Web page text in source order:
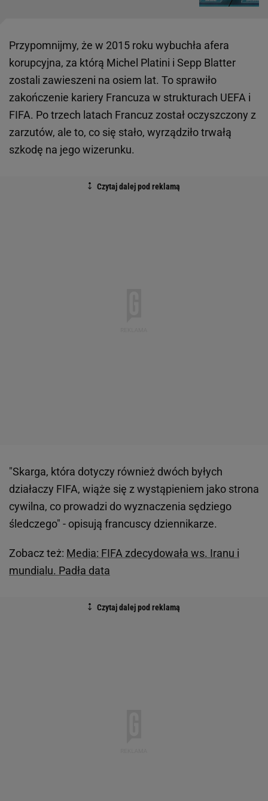
Przypomnijmy, że w 2015 roku wybuchła afera
korupcyjna, za którą Michel Platini i Sepp Blatter
zostali zawieszeni na osiem lat. To sprawiło
zakończenie kariery Francuza w strukturach UEFA i
FIFA. Po trzech latach Francuz został oczyszczony z
zarzutów, ale to, co się stało, wyrządziło trwałą
szkodę na jego wizerunku.
"Skarga, która dotyczy również dwóch byłych
działaczy FIFA, wiąże się z wystąpieniem jako strona
cywilna, co prowadzi do wyznaczenia sędziego
śledczego" - opisują francuscy dziennikarze.
Zobacz też: Media: FIFA zdecydowała ws. Iranu i
mundialu. Padła data